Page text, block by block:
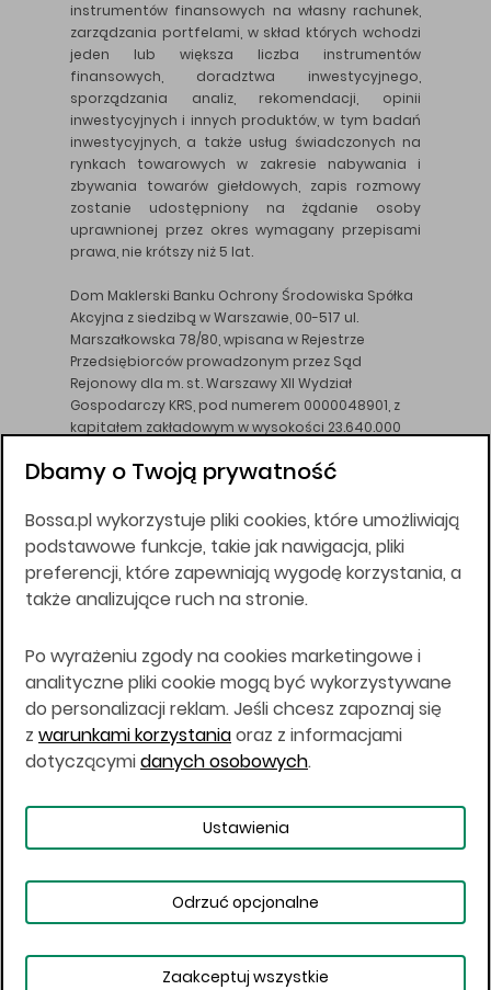
instrumentów finansowych na własny rachunek,
zarządzania portfelami, w skład których wchodzi
jeden lub większa liczba instrumentów
finansowych, doradztwa inwestycyjnego,
sporządzania analiz, rekomendacji, opinii
inwestycyjnych i innych produktów, w tym badań
inwestycyjnych, a także usług świadczonych na
rynkach towarowych w zakresie nabywania i
zbywania towarów giełdowych, zapis rozmowy
zostanie udostępniony na żądanie osoby
uprawnionej przez okres wymagany przepisami
prawa, nie krótszy niż 5 lat.
Dom Maklerski Banku Ochrony Środowiska Spółka
Akcyjna z siedzibą w Warszawie, 00-517 ul.
Marszałkowska 78/80, wpisana w Rejestrze
Przedsiębiorców prowadzonym przez Sąd
Rejonowy dla m. st. Warszawy XII Wydział
Gospodarczy KRS, pod numerem 0000048901, z
kapitałem zakładowym w wysokości 23.640.000
DM BOŚ działa na podstawie zezwolenia KNF z dnia
Wszelkie informacje na niniejszej stronie w tym
informacje o produktach inwestycyjnych nie są
kierowane do osób mających miejsce
zamieszkania lub pobytu w Stanach
Japonii, ani w dowolnej innej jurysdykcji, w której
taki materiał byłby sprzeczny z prawem lub w
których zgodne z prawem nabycie produktów
inwestycyjnych nie jest możliwe lub w której nie
jest możliwe złożenie oferty. Prawa obowiązujące
w danej jurysdykcji określają, czy jest możliwe
nabycie poszczególnych produktów
Copyright © 2026 BOŚ | BOSSA.PL
Warunki korzystania
Dane osobowe
Dbamy o Twoją prywatność
Bossa.pl wykorzystuje pliki cookies, które umożliwiają
podstawowe funkcje, takie jak nawigacja, pliki
preferencji, które zapewniają wygodę korzystania, a
także analizujące ruch na stronie.
Po wyrażeniu zgody na cookies marketingowe i
analityczne pliki cookie mogą być wykorzystywane
do personalizacji reklam. Jeśli chcesz zapoznaj się
z warunkami korzystaniaoraz z informacjami
dotyczącymidanych osobowych.
Ustawienia
Odrzuć opcjonalne
Zaakceptuj wszystkie